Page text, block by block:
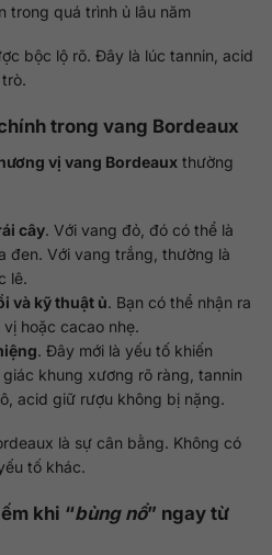
trong quá trình ủ lâu năm
bộc lộ rõ. Đây là lúc tannin, acid
trong vang Bordeaux
vị vang Bordeaux thường
cây. Với vang đỏ, đó có thể là
đen. Với vang trắng, thường là
lê.
và kỹ thuật ủ. Bạn có thể nhận ra
hoặc cacao nhẹ.
. Đây mới là yếu tố khiến
khung xương rõ ràng, tannin
acid giữ rượu không bị nặng.
là sự cân bằng. Không có
tố khác.
khi “bùng nổ” ngay từ